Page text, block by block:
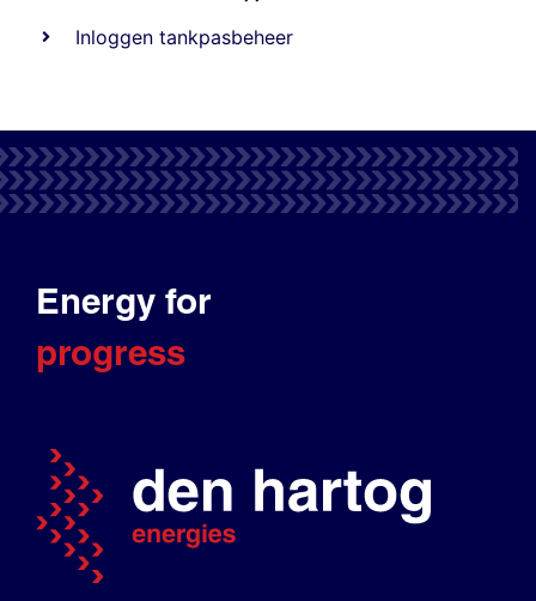
Inloggen tankpasbeheer
Energy for
progress